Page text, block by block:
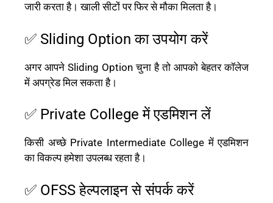
जारी करता है। खाली सीटों पर फिर से मौका मिलता है।
✅ Sliding Option का उपयोग करें
अगर आपने Sliding Option चुना है तो आपको बेहतर कॉलेज
में अपग्रेड मिल सकता है।
✅ Private College में एडमिशन लें
किसी अच्छे Private Intermediate College में एडमिशन
का विकल्प हमेशा उपलब्ध रहता है।
✅ OFSS हेल्पलाइन से संपर्क करें